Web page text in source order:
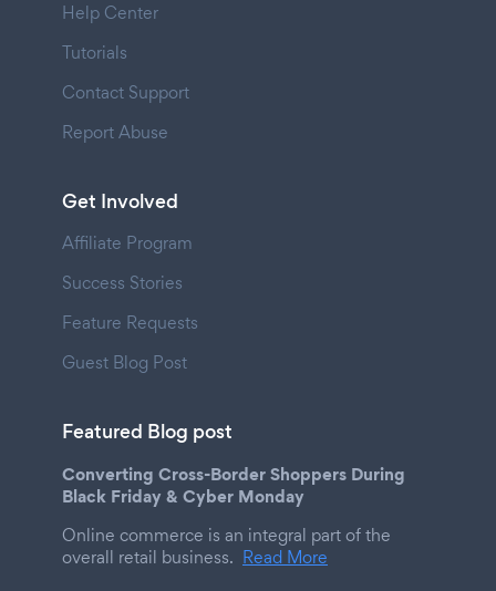
Help Center
Tutorials
Contact Support
Report Abuse
Get Involved
Affiliate Program
Success Stories
Feature Requests
Guest Blog Post
Featured Blog post
Converting Cross-Border Shoppers During
Black Friday & Cyber Monday
Online commerce is an integral part of the
overall retail business. Read More